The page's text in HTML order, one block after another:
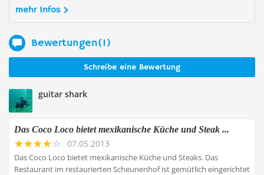
mehr Infos
Bewertungen(1)
Schreibe eine Bewertung
guitar shark
Das Coco Loco bietet mexikanische Küche und Steak ...
07.05.2013
Das Coco Loco bietet mexikanische Küche und Steaks. Das
Restaurant im restaurierten Scheunenhof ist gemütlich eingerichtet